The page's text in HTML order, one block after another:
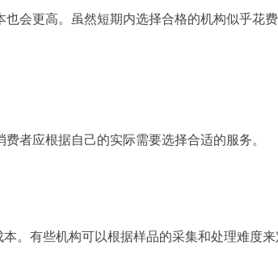
更高。虽然短期内选择合格的机构似乎花
应根据自己的实际需要选择合适的服务。
有些机构可以根据样品的采集和处理难度来